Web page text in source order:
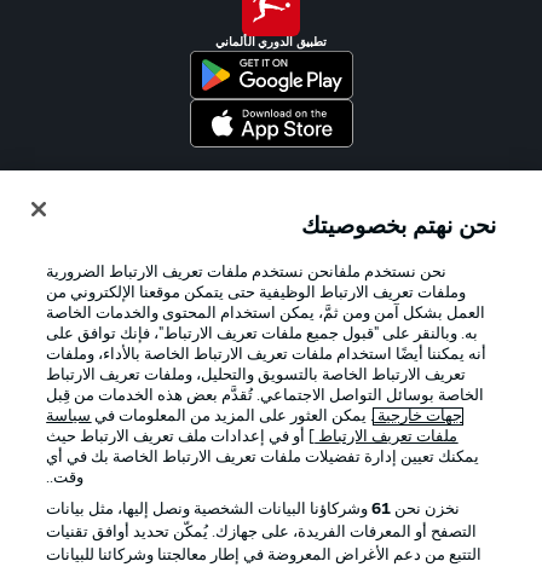
تطبيق الدوري الألماني
الإعلانات الإخطارات القانونية
شروط الاستخدام القنوات الناقلة
نحن نهتم بخصوصيتك
نحن نستخدم ملفانحن نستخدم ملفات تعريف الارتباط الضرورية
وملفات تعريف الارتباط الوظيفية حتى يتمكن موقعنا الإلكتروني من
العمل بشكل آمن ومن ثمَّ، يمكن استخدام المحتوى والخدمات الخاصة
به. وبالنقر على "قبول جميع ملفات تعريف الارتباط"، فإنك توافق على
أنه يمكننا أيضًا استخدام ملفات تعريف الارتباط الخاصة بالأداء، وملفات
تعريف الارتباط الخاصة بالتسويق والتحليل، وملفات تعريف الارتباط
الخاصة بوسائل التواصل الاجتماعي. تُقدَّم بعض هذه الخدمات من قِبل
جهات خارجية . يمكن العثور على المزيد من المعلومات في سياسة
ملفات تعريف الارتباط
] أو في إعدادات ملف تعريف الارتباط حيث
يمكنك تعيين إدارة تفضيلات ملفات تعريف الارتباط الخاصة بك في أي
وقت..
نخزن نحن 61وشركاؤنا البيانات الشخصية ونصل إليها، مثل بيانات
التصفح أو المعرفات الفريدة، على جهازك. يُمكّن تحديد أوافق تقنيات
التتبع من دعم الأغراض المعروضة في إطار معالجتنا وشركائنا للبيانات